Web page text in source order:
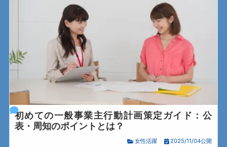
初めての一般事業主行動計画策定ガイド：公
表・周知のポイントとは？
女性活躍 2025/11/04公開